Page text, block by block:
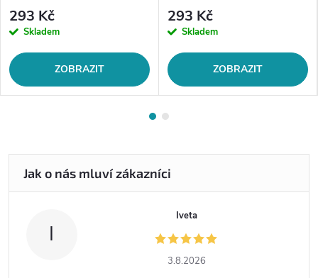
293 Kč
Skladem
ZOBRAZIT
293 Kč
Skladem
ZOBRAZIT
I
Iveta
3.8.2026